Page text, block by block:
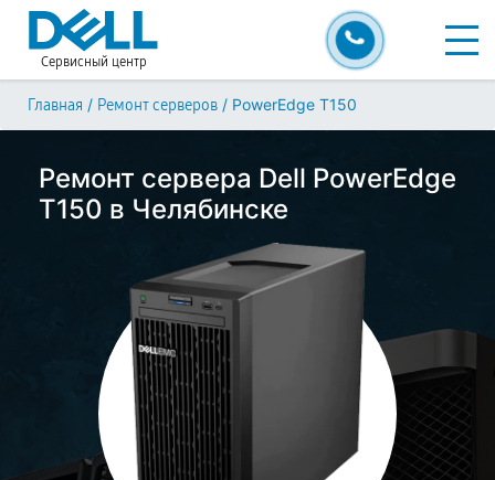
Сервисный центр
Главная / Ремонт серверов / PowerEdge T150
Ремонт сервера Dell PowerEdge
T150 в Челябинске